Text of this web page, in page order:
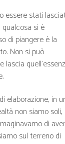
essere stati
si è
di piangere è la
Non si può
elaborazione, in
non siamo soli,
di
sul terreno di